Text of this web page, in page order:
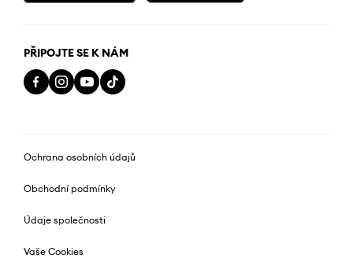
PŘIPOJTE SE K NÁM
Ochrana osobních údajů
Obchodní podmínky
Údaje společnosti
Vaše Cookies